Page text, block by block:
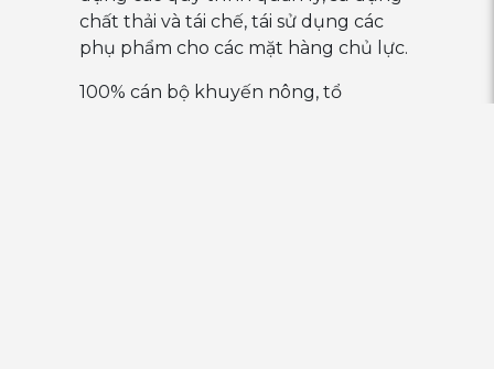
chất thải và tái chế, tái sử dụng các
phụ phẩm cho các mặt hàng chủ lực.
100% cán bộ khuyến nông, tổ